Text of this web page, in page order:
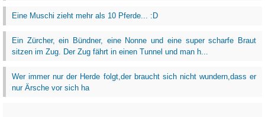
Eine Muschi zieht mehr als 10 Pferde... :D
Ein Zürcher, ein Bündner, eine Nonne und eine super scharfe Braut
sitzen im Zug. Der Zug fährt in einen Tunnel und man h...
Wer immer nur der Herde folgt,der braucht sich nicht wundern,dass er
nur Ärsche vor sich ha